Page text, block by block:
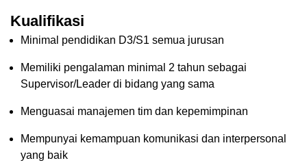
Kualifikasi
Minimal pendidikan D3/S1 semua jurusan
Memiliki pengalaman minimal 2 tahun sebagai
Supervisor/Leader di bidang yang sama
Menguasai manajemen tim dan kepemimpinan
Mempunyai kemampuan komunikasi dan interpersonal
yang baik